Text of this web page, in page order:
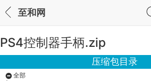
至和网
PS4控制器手柄.zip
压缩包目录
全部